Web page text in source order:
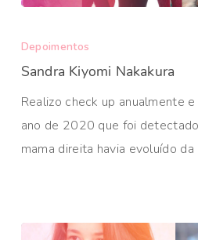
Depoimentos
Sandra Kiyomi Nakakura
Realizo check up anualmente
ano de 2020 que foi
mama direita havia evoluído